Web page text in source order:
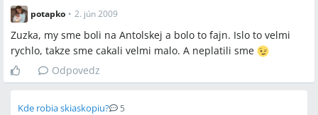
potapko • 2. jún 2009
Zuzka, my sme boli na Antolskej a bolo to fajn. Islo to velmi
rychlo, takze sme cakali velmi malo. A neplatili sme
Odpovedz
Kde robia skiaskopiu? 5